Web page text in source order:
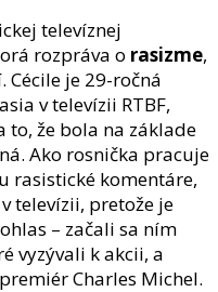
televíznej
rozpráva o rasizme,
je 29-ročná
v televízii RTBF,
že bola na základe
Ako rosnička pracuje
rasistické komentáre,
televízii, pretože je
– začali sa ním
vyzývali k akcii, a
Charles Michel.